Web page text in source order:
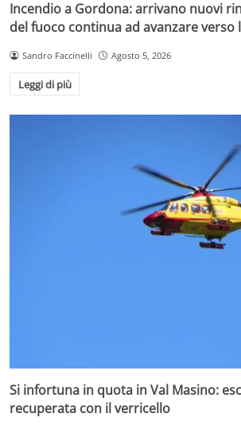
Incendio a Gordona: arrivano nuovi
del fuoco continua ad avanzare verso
Sandro Faccinelli Agosto 5, 2026
Leggi di più
Si infortuna in quota in Val Masino:
recuperata con il verricello